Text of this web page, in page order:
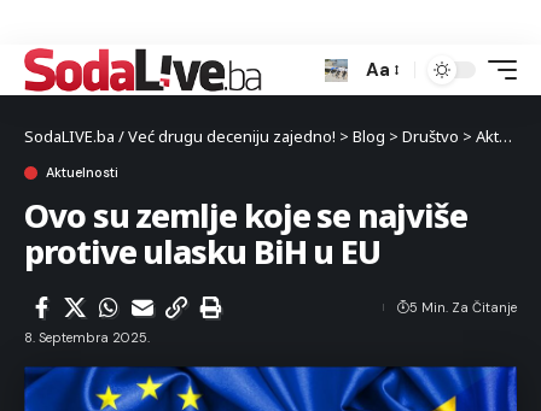
Aa
SodaLIVE.ba / Već drugu deceniju zajedno! > Blog > Društvo > Aktuelnosti
Aktuelnosti
Ovo su zemlje koje se najviše
protive ulasku BiH u EU
8. Septembra 2025.
5 Min. Za Čitanje